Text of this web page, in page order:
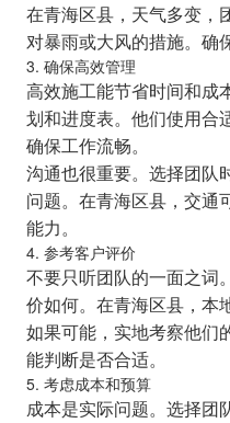
在青海区县，天气多变，
对暴雨或大风的措施。确
3. 确保高效管理
高效施工能节省时间和成
划和进度表。他们使用合
确保工作流畅。
沟通也很重要。选择团队
问题。在青海区县，交通
能力。
4. 参考客户评价
不要只听团队的一面之词
价如何。在青海区县，本
如果可能，实地考察他们
能判断是否合适。
5. 考虑成本和预算
成本是实际问题。选择团